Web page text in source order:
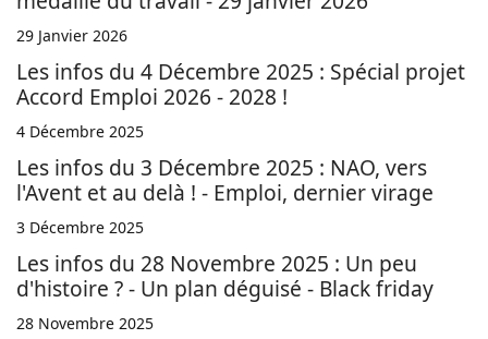
29 Janvier 2026
Les infos du 4 Décembre 2025 : Spécial projet
Accord Emploi 2026 - 2028 !
4 Décembre 2025
Les infos du 3 Décembre 2025 : NAO, vers
l'Avent et au delà ! - Emploi, dernier virage
3 Décembre 2025
Les infos du 28 Novembre 2025 : Un peu
d'histoire ? - Un plan déguisé - Black friday
28 Novembre 2025